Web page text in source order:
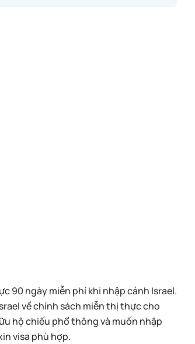
90 ngày miễn phí khi nhập cảnh Israel.
về chính sách miễn thị thực cho
hộ chiếu phổ thông và muốn nhập
visa phù hợp.